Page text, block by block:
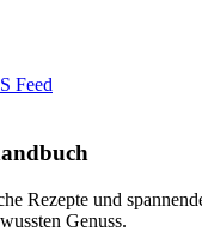
Feed
Rezepte und
Genuss.